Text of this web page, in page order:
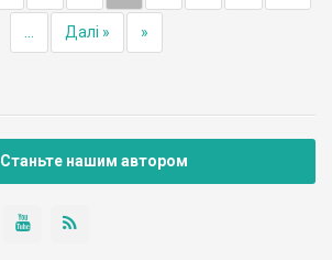
... Далі » »
Станьте нашим автором